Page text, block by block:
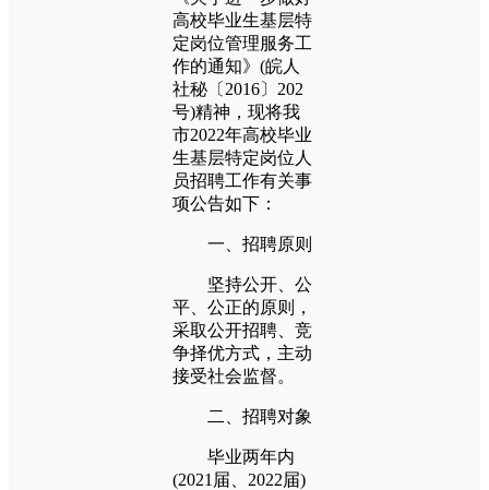
高校毕业生基层特
定岗位管理服务工
作的通知》(皖人
社秘〔2016〕202
号)精神，现将我
市2022年高校毕业
生基层特定岗位人
员招聘工作有关事
项公告如下：
一、招聘原则
坚持公开、公
平、公正的原则，
采取公开招聘、竞
争择优方式，主动
接受社会监督。
二、招聘对象
毕业两年内
(2021届、2022届)